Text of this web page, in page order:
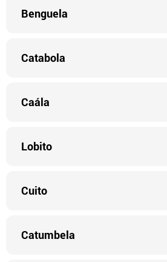
Benguela
Catabola
Caála
Lobito
Cuito
Catumbela